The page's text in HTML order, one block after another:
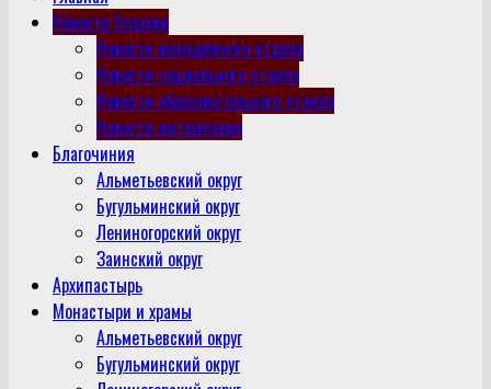
Новости Епархии
Новости молодежного отдела
Новости социального отдела
Новости образовательного отдела
Новости митрополии
Благочиния
Альметьевский округ
Бугульминский округ
Лениногорский округ
Заинский округ
Архипастырь
Монастыри и храмы
Альметьевский округ
Бугульминский округ